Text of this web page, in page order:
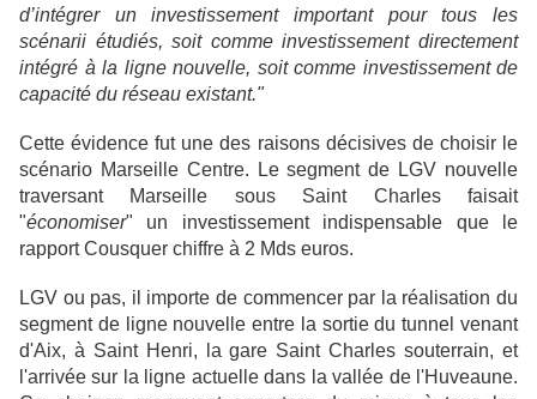
d’intégrer un investissement important pour tous les
scénarii étudiés, soit comme investissement directement
intégré à la ligne nouvelle, soit comme investissement de
capacité du réseau existant."
Cette évidence fut une des raisons décisives de choisir le
scénario Marseille Centre. Le segment de LGV nouvelle
traversant Marseille sous Saint Charles faisait
"économiser" un investissement indispensable que le
rapport Cousquer chiffre à 2 Mds euros.
LGV ou pas, il importe de commencer par la réalisation du
segment de ligne nouvelle entre la sortie du tunnel venant
d'Aix, à Saint Henri, la gare Saint Charles souterrain, et
l'arrivée sur la ligne actuelle dans la vallée de l'Huveaune.